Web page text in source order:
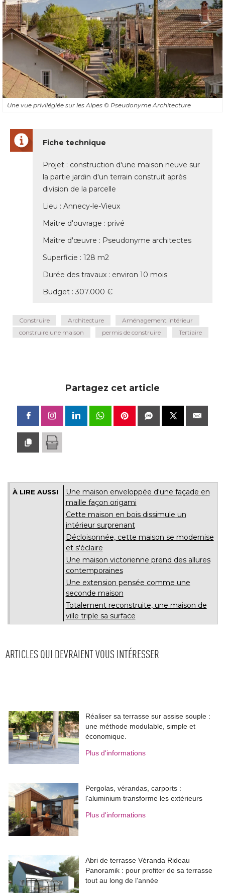
Une vue privilégiée sur les Alpes © Pseudonyme Architecture
Fiche technique
Projet : construction d'une maison neuve sur
la partie jardin d'un terrain construit après
division de la parcelle
Lieu : Annecy-le-Vieux
Maître d'ouvrage : privé
Maître d'œuvre : Pseudonyme architectes
Superficie : 128 m2
Durée des travaux : environ 10 mois
Budget : 307.000 €
Construire Architecture
Aménagement intérieur
construire une maison
permis de construire Tertiaire
Partagez cet article
À LIRE AUSSI
Une maison enveloppée d'une façade en
maille façon origami
Cette maison en bois dissimule un
intérieur surprenant
Décloisonnée, cette maison se modernise
et s'éclaire
Une maison victorienne prend des allures
contemporaines
Une extension pensée comme une
seconde maison
Totalement reconstruite, une maison de
ville triple sa surface
ARTICLES QUI DEVRAIENT VOUS INTÉRESSER
Réaliser sa terrasse sur assise souple :
une méthode modulable, simple et
économique.
Plus d'informations
Pergolas, vérandas, carports :
l'aluminium transforme les extérieurs
Plus d'informations
Abri de terrasse Véranda Rideau
Panoramik : pour profiter de sa terrasse
tout au long de l'année